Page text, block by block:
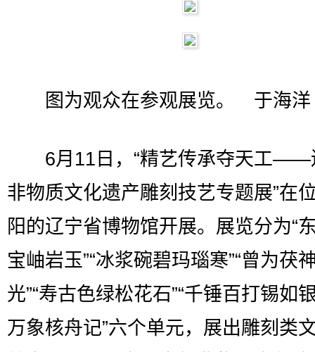
图为观众在参观展览。 于海洋
6月11日，“精艺传承夺天工——
非物质文化遗产雕刻技艺专题展”在
阳的辽宁省博物馆开展。展览分为“
宝岫岩玉”“冰浆碗碧玛瑙寒”“曾为茯
光”“寿古色绿松花石”“千锤百打锡如
万象核舟记”六个单元，展出雕刻类